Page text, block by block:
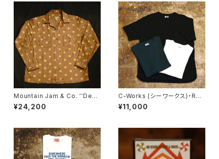
Mountain Jam & Co. ‘‘Dea
l’’
¥24,200
C-Works (シーワークス)・Res
ort Thermal【CWSW003】
¥11,000